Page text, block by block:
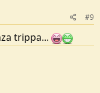
#9
trippa...